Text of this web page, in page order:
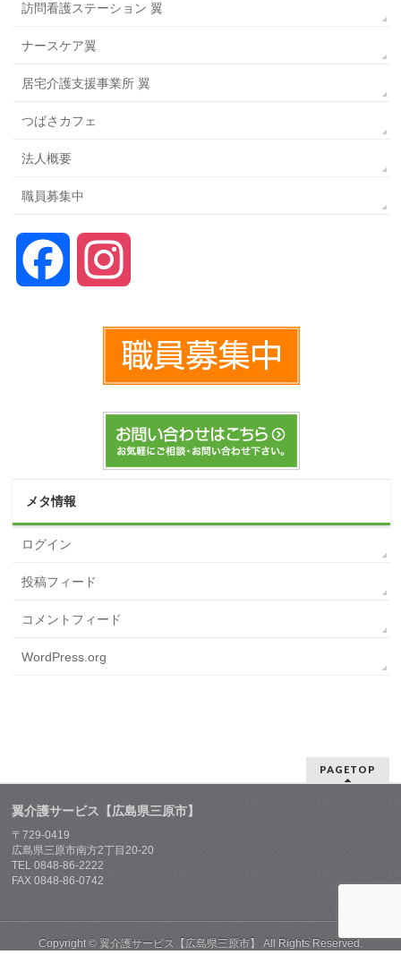
訪問看護ステーション 翼
ナースケア翼
居宅介護支援事業所 翼
つばさカフェ
法人概要
職員募集中
Facebook
メタ情報
ログイン
投稿フィード
コメントフィード
WordPress.org
PAGETOP
翼介護サービス【広島県三原市】
〒729-0419
広島県三原市南方2丁目20-20
TEL 0848-86-2222
FAX 0848-86-0742
Copyright © 翼介護サービス【広島県三原市】 All Rights Reserved.